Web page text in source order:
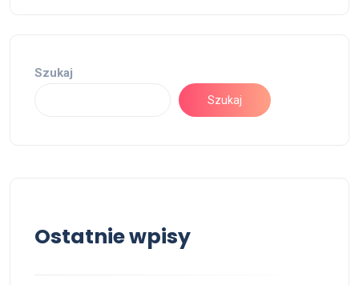
Szukaj
Szukaj
Ostatnie wpisy